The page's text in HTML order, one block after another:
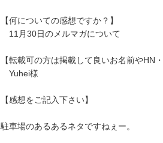
【何についての感想ですか？】
11月30日のメルマガについて
【転載可の方は掲載して良いお名前やHN
Yuhei様
【感想をご記入下さい】
駐車場のあるあるネタですねぇー。